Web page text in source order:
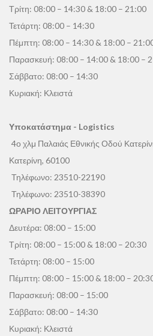
Τρίτη: 08:00 – 14:30 & 18:00 – 21:00
Τετάρτη: 08:00 – 14:30
Πέμπτη: 08:00 – 14:30 & 18:00 –
Παρασκευή: 08:00 – 14:00 & 18:00 –
Σάββατο: 08:00 – 14:30
Κυριακή: Κλειστά
Υποκατάστημα - Logistics
4ο χλμ Παλαιάς Εθνικής Οδού
Κατερίνη, 60100
Τηλέφωνο: 23510-22190
Τηλέφωνο: 23510-38390
ΩΡΑΡΙΟ ΛΕΙΤΟΥΡΓΙΑΣ
Δευτέρα: 08:00 – 15:00
Τρίτη: 08:00 – 15:00 & 18:00 – 20:30
Τετάρτη: 08:00 – 15:00
Πέμπτη: 08:00 – 15:00 & 18:00 –
Παρασκευή: 08:00 – 15:00
Σάββατο: 08:00 – 14:30
Κυριακή: Κλειστά